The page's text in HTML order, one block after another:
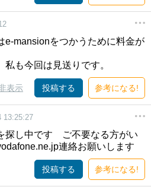
e-mansionをつかうために料金が
も今回は見送りです。
表示 投稿する 参考になる!
13:25:27
探し中です ご不要なる方がい
連絡お願いします
投稿する 参考になる!